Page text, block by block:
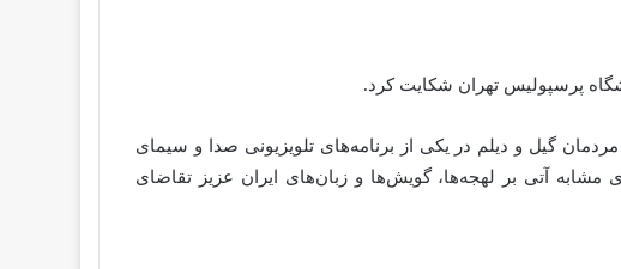
پرسپولیس تهران شکایت کرد.
گیل و دیلم در یکی از برنامه‌های تلویزیونی صدا و سیمای
مشابه آتی بر لهجه‌ها، گویش‌ها و زبان‌های ایران عزیز تقاضای